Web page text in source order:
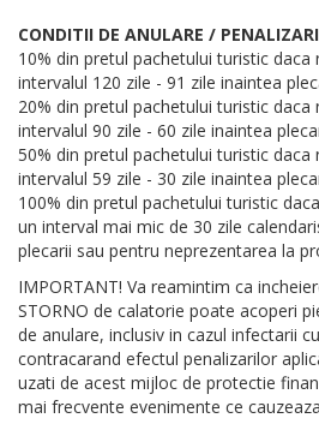
CONDITII DE ANULARE /
10% din pretul pachetului turistic daca
intervalul 120 zile - 91 zile inaintea
20% din pretul pachetului turistic daca
intervalul 90 zile - 60 zile inaintea
50% din pretul pachetului turistic daca
intervalul 59 zile - 30 zile inaintea
100% din pretul pachetului turistic
un interval mai mic de 30 zile
plecarii sau pentru neprezentarea la
IMPORTANT! Va reamintim ca
STORNO de calatorie poate acoperi
de anulare, inclusiv in cazul infectarii cu
contracarand efectul penalizarilor
uzati de acest mijloc de protectie
mai frecvente evenimente ce